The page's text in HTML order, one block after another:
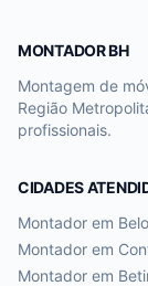
MONTADOR BH
Montagem de
Região
profissionais.
CIDADES
Montador em
Montador em
Montador em